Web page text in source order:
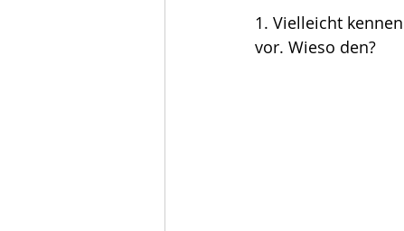
1. Vielleicht
vor. Wieso den?